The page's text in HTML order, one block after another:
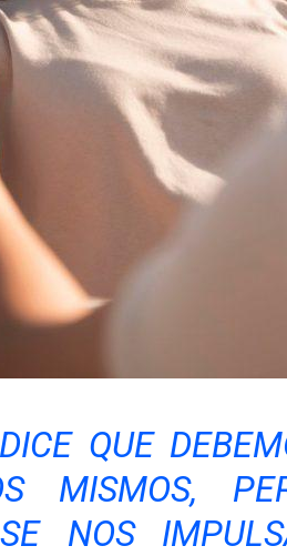
QUE
MISMOS,
NOS